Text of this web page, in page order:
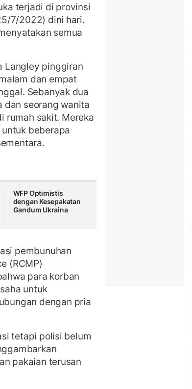
terjadi di provinsi
7/2022) dini hari.
semua
Langley pinggiran
dan empat
Sebanyak dua
dan seorang wanita
rumah sakit. Mereka
beberapa
WFP Optimistis
dengan Kesepakatan
Gandum Ukraina
pembunuhan
(RCMP)
para korban
untuk
dengan pria
tetapi polisi belum
pakaian terusan